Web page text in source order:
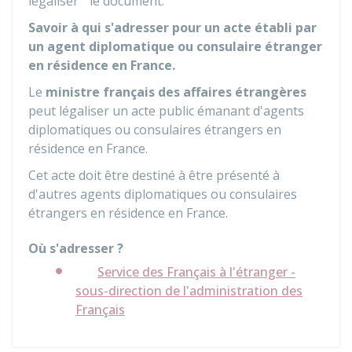
Savoir à qui s'adresser pour un acte établi par
un agent diplomatique ou consulaire étranger
en résidence en France.
Le ministre français des affaires étrangères
peut légaliser un acte public émanant d'agents
diplomatiques ou consulaires étrangers en
résidence en France.
Cet acte doit être destiné à être présenté à
d'autres agents diplomatiques ou consulaires
étrangers en résidence en France.
Où s'adresser ?
Service des Français à l'étranger -
sous-direction de l'administration des
Français